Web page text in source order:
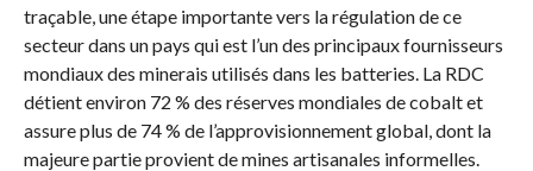
traçable, une étape importante vers la régulation de ce
secteur dans un pays qui est l’un des principaux fournisseurs
mondiaux des minerais utilisés dans les batteries. La RDC
détient environ 72 % des réserves mondiales de cobalt et
assure plus de 74 % de l’approvisionnement global, dont la
majeure partie provient de mines artisanales informelles.